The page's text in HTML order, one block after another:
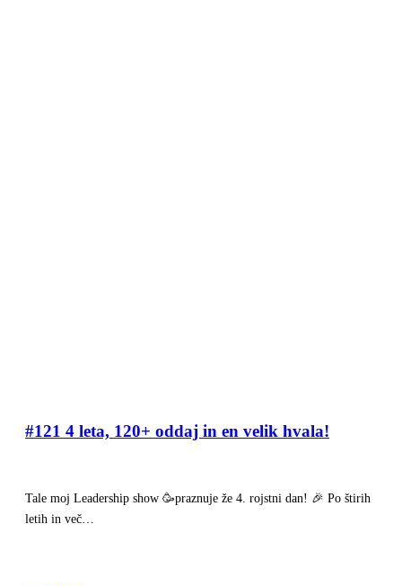
#121 4 leta, 120+ oddaj in en velik hvala!
Tale moj Leadership show 🥳praznuje že 4. rojstni dan! 🎉 Po štirih
letih in več…